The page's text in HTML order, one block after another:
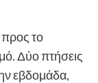
το
Δύο πτήσεις
εβδομάδα,